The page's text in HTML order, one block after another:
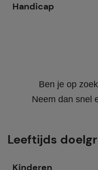
Handicap
Ben je op
Neem dan snel
Leeftijds
Kinderen